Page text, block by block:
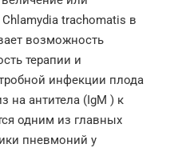
trachomatis в
возможность
терапии и
инфекции плода
на антитела (IgM ) к
одним из главных
пневмоний у